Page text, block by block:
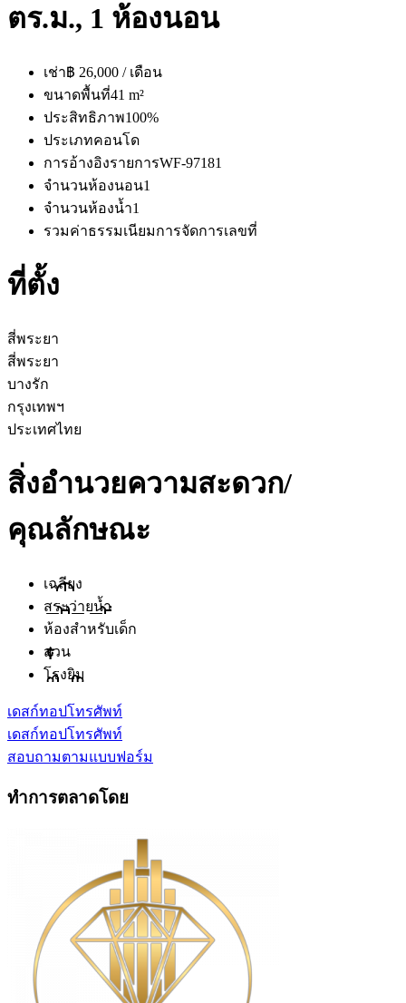
ตร.ม., 1 ห้องนอน
เช่า฿ 26,000 / เดือน
ขนาดพื้นที่41 m²
ประสิทธิภาพ100%
ประเภทคอนโด
การอ้างอิงรายการWF-97181
จำนวนห้องนอน1
จำนวนห้องน้ำ1
รวมค่าธรรมเนียมการจัดการเลขที่
ที่ตั้ง
สี่พระยา
สี่พระยา
บางรัก
กรุงเทพฯ
ประเทศไทย
สิ่งอำนวยความสะดวก/
คุณลักษณะ
เฉลียง
สระว่ายน้ำ
ห้องสำหรับเด็ก
สวน
โรงยิม
เดสก์ทอปโทรศัพท์
เดสก์ทอปโทรศัพท์
สอบถามตามแบบฟอร์ม
ทำการตลาดโดย